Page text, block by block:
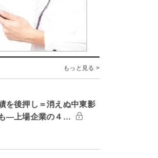
もっと見る >
を後押し＝消えぬ中東影
―上場企業の４…